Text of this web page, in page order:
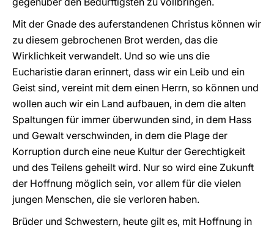
Mit der Gnade des auferstandenen Christus können wir
zu diesem gebrochenen Brot werden, das die
Wirklichkeit verwandelt. Und so wie uns die
Eucharistie daran erinnert, dass wir ein Leib und ein
Geist sind, vereint mit dem einen Herrn, so können und
wollen auch wir ein Land aufbauen, in dem die alten
Spaltungen für immer überwunden sind, in dem Hass
und Gewalt verschwinden, in dem die Plage der
Korruption durch eine neue Kultur der Gerechtigkeit
und des Teilens geheilt wird. Nur so wird eine Zukunft
der Hoffnung möglich sein, vor allem für die vielen
jungen Menschen, die sie verloren haben.
Brüder und Schwestern, heute gilt es, mit Hoffnung in